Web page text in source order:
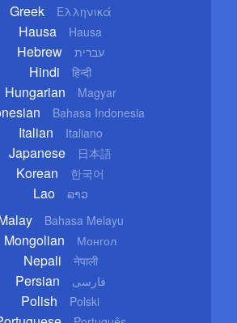
Greek Ελληνικά
Hausa Hausa
Hebrew עברית
Hindi हिन्दी
Hungarian Magyar
Bahasa Indonesia
Italian Italiano
Japanese 日本語
Korean 한국어
Lao ລາວ
Bahasa Melayu
Mongolian Монгол
Nepali नेपाली
Persian فارسی
Polish Polski